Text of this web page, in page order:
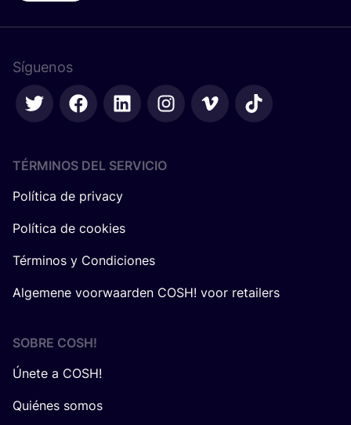
Síguenos
TÉRMINOS DEL SERVICIO
Política de privacy
Política de cookies
Términos y Condiciones
Algemene voorwaarden COSH! voor retailers
SOBRE COSH!
Únete a COSH!
Quiénes somos